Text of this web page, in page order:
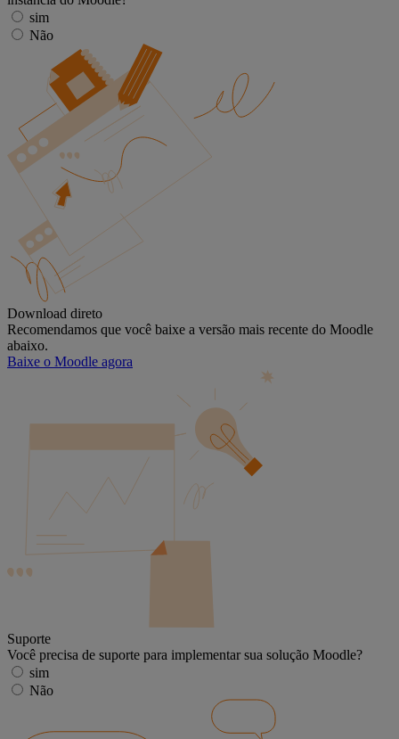
sim
Não
Download direto
Recomendamos que você baixe a versão mais recente do Moodle
abaixo.
Baixe o Moodle agora
Suporte
Você precisa de suporte para implementar sua solução Moodle?
sim
Não